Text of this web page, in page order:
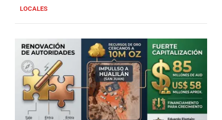
LOCALES